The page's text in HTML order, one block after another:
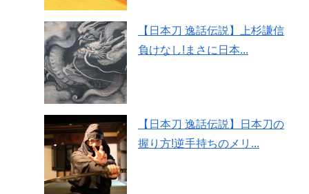
【日本刀 逸話伝説】上杉謙信
負けなし!まさに日本...
【日本刀 逸話伝説】日本刀の
握り方!逆手持ちのメリ...